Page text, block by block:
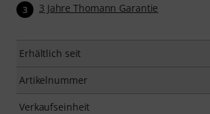
3 3 Jahre Thomann Garantie
Erhältlich seit
Artikelnummer
Verkaufseinheit